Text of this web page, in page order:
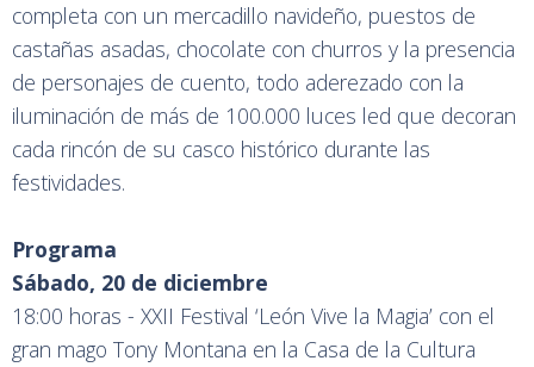
completa con un mercadillo navideño, puestos de
castañas asadas, chocolate con churros y la presencia
de personajes de cuento, todo aderezado con la
iluminación de más de 100.000 luces led que decoran
cada rincón de su casco histórico durante las
festividades.
Programa
Sábado, 20 de diciembre
18:00 horas - XXII Festival ‘León Vive la Magia’ con el
gran mago Tony Montana en la Casa de la Cultura